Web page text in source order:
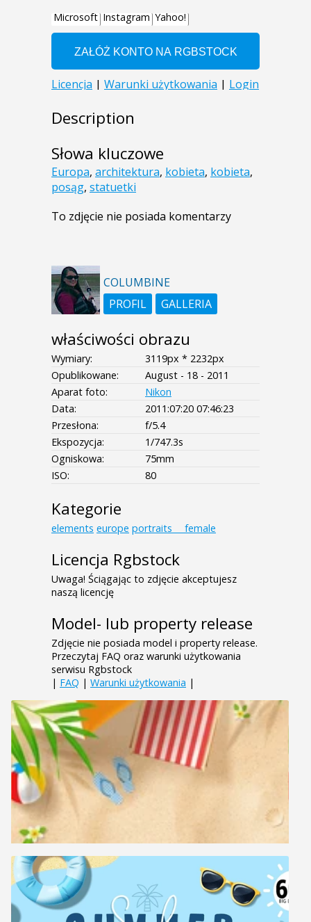
Description
Słowa kluczowe
Europa, architektura, kobieta, kobieta,
posąg, statuetki
To zdjęcie nie posiada komentarzy
COLUMBINE
PROFIL
GALLERIA
właściwości obrazu
Wymiary:
3119px * 2232px
Opublikowane:
August - 18 - 2011
Aparat foto:
Nikon
Data:
2011:07:20 07:46:23
Przesłona:
f/5.4
Ekspozycja:
1/747.3s
Ogniskowa:
75mm
ISO:
80
Kategorie
elements europe portraits___female
Licencja Rgbstock
Uwaga! Ściągając to zdjęcie akceptujesz
naszą licencję
Model- lub property release
Zdjęcie nie posiada model i property release.
Przeczytaj FAQ oraz warunki użytkowania
serwisu Rgbstock
| FAQ | Warunki użytkowania |